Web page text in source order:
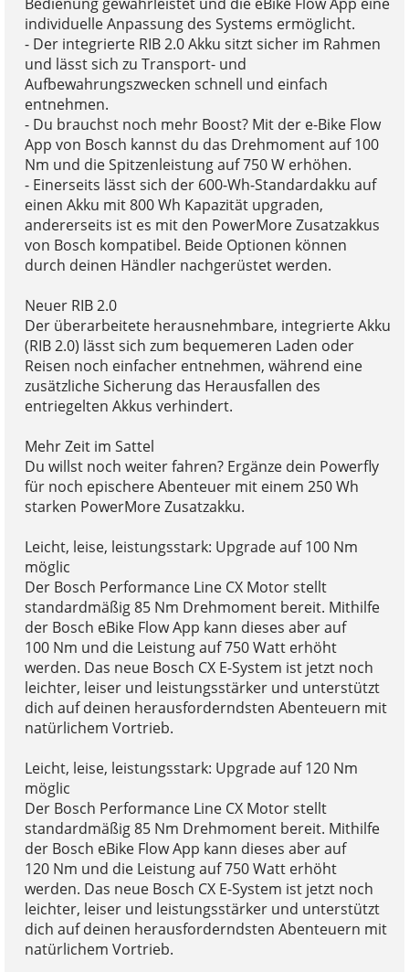
individuelle Anpassung des Systems ermöglicht.
- Der integrierte RIB 2.0 Akku sitzt sicher im Rahmen
und lässt sich zu Transport- und
Aufbewahrungszwecken schnell und einfach
entnehmen.
- Du brauchst noch mehr Boost? Mit der e-Bike Flow
App von Bosch kannst du das Drehmoment auf 100
Nm und die Spitzenleistung auf 750 W erhöhen.
- Einerseits lässt sich der 600-Wh-Standardakku auf
einen Akku mit 800 Wh Kapazität upgraden,
andererseits ist es mit den PowerMore Zusatzakkus
von Bosch kompatibel. Beide Optionen können
durch deinen Händler nachgerüstet werden.
Neuer RIB 2.0
Der überarbeitete herausnehmbare, integrierte Akku
(RIB 2.0) lässt sich zum bequemeren Laden oder
Reisen noch einfacher entnehmen, während eine
zusätzliche Sicherung das Herausfallen des
entriegelten Akkus verhindert.
Mehr Zeit im Sattel
Du willst noch weiter fahren? Ergänze dein Powerfly
für noch epischere Abenteuer mit einem 250 Wh
starken PowerMore Zusatzakku.
Leicht, leise, leistungsstark: Upgrade auf 100 Nm
möglic
Der Bosch Performance Line CX Motor stellt
standardmäßig 85 Nm Drehmoment bereit. Mithilfe
der Bosch eBike Flow App kann dieses aber auf
100 Nm und die Leistung auf 750 Watt erhöht
werden. Das neue Bosch CX E-System ist jetzt noch
leichter, leiser und leistungsstärker und unterstützt
dich auf deinen herausforderndsten Abenteuern mit
natürlichem Vortrieb.
Leicht, leise, leistungsstark: Upgrade auf 120 Nm
möglic
Der Bosch Performance Line CX Motor stellt
standardmäßig 85 Nm Drehmoment bereit. Mithilfe
der Bosch eBike Flow App kann dieses aber auf
120 Nm und die Leistung auf 750 Watt erhöht
werden. Das neue Bosch CX E-System ist jetzt noch
leichter, leiser und leistungsstärker und unterstützt
dich auf deinen herausforderndsten Abenteuern mit
natürlichem Vortrieb.